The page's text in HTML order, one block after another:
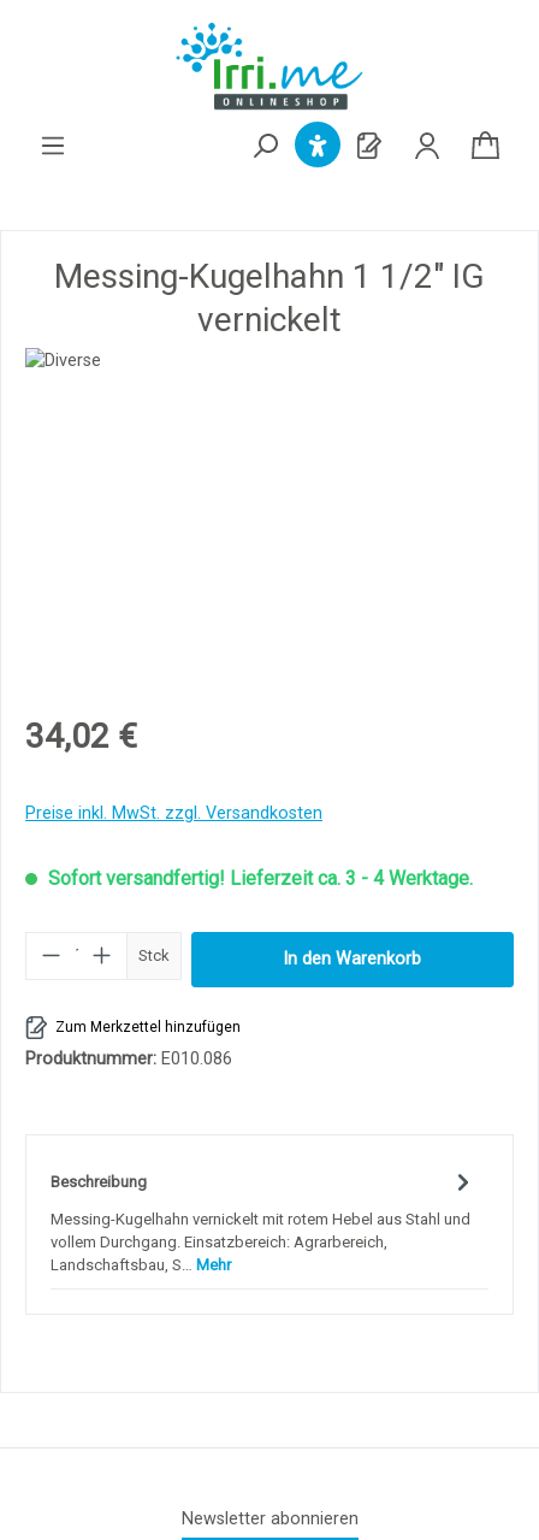
Messing-Kugelhahn 1 1/2" IG
vernickelt
34,02 €
Preise inkl. MwSt. zzgl. Versandkosten
Sofort versandfertig! Lieferzeit ca. 3 - 4 Werktage.
Produkt Anzahl: Gib den gewünschten
Stck In den Warenkorb
Zum Merkzettel hinzufügen
Produktnummer: E010.086
Beschreibung
Messing-Kugelhahn vernickelt mit rotem Hebel aus Stahl und
vollem Durchgang. Einsatzbereich: Agrarbereich,
Landschaftsbau, S…
Mehr
Newsletter abonnieren